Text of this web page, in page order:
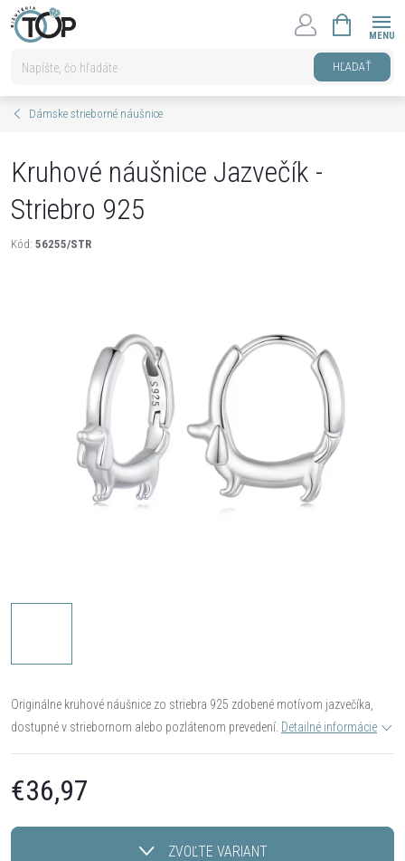
Prejsť
na
HĽADAŤ
KOŠÍK
Dámske strieborné náušnice
Kruhové náušnice Jazvečík -
Striebro 925
Kód: 56255/STR
Originálne kruhové náušnice zo striebra 925 zdobené motívom jazvečíka,
dostupné v striebornom alebo pozlátenom prevedení. Detailné informácie
€36,97
cena:
ZVOĽTE VARIANT